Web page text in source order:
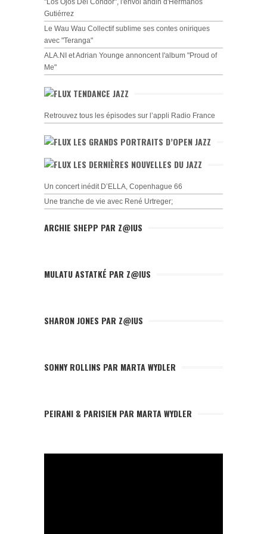
"Los Ojos Del Cóndor", l'envol andin d'Hermanos
Gutiérrez
Le Wau Wau Collectif sublime ses contes oniriques
avec "Teranga"
ALA.NI et Adrian Younge annoncent l'album "Proud of
Me"
TENDANCE JAZZ
Retrouvez tous les épisodes sur l’appli Radio France
LES GRANDS PORTRAITS D’OPEN JAZZ
LES DERNIÈRES NOUVELLES DU JAZZ
Un concert inédit D’ELLA, Copenhague 66
Une tranche de vie avec René Urtreger;
ARCHIE SHEPP PAR Z@IUS
MULATU ASTATKÉ PAR Z@IUS
SHARON JONES PAR Z@IUS
SONNY ROLLINS PAR MARTA WYDLER
PEIRANI & PARISIEN PAR MARTA WYDLER